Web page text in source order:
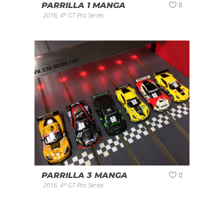
PARRILLA 1 MANGA
2016, 4ª GT Pro Series
0
PARRILLA 3 MANGA
2016, 4ª GT Pro Series
0